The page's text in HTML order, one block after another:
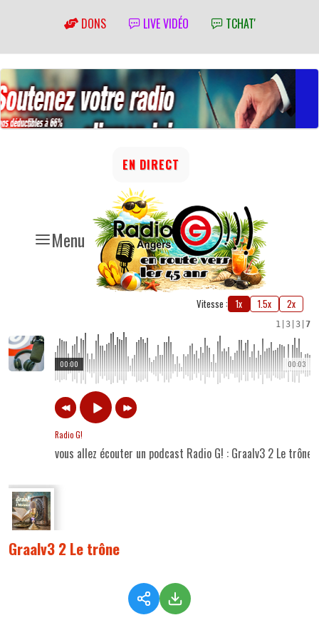
DONS LIVE VIDÉO TCHAT'
Menu
EN DIRECT
Vitesse : 1x 1.5x 2x
1 3 3 7
00:03
00:00
Radio G!
vous allez écouter un podcast Radio G! : Graalv3 2 Le trône
Graalv3 2 Le trône